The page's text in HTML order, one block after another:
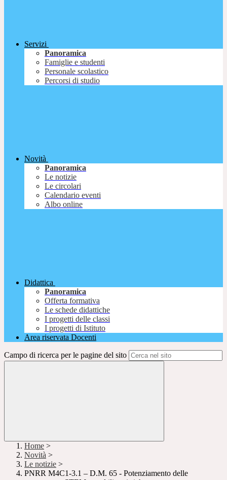
Servizi
Panoramica
Famiglie e studenti
Personale scolastico
Percorsi di studio
Novità
Panoramica
Le notizie
Le circolari
Calendario eventi
Albo online
Didattica
Panoramica
Offerta formativa
Le schede didattiche
I progetti delle classi
I progetti di Istituto
Area riservata Docenti
Campo di ricerca per le pagine del sito
Home >
Novità >
Le notizie >
PNRR M4C1-3.1 – D.M. 65 - Potenziamento delle